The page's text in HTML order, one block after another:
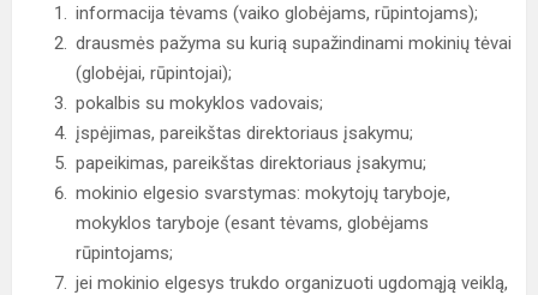
informacija tėvams (vaiko globėjams, rūpintojams);
drausmės pažyma su kurią supažindinami mokinių tėvai
(globėjai, rūpintojai);
pokalbis su mokyklos vadovais;
įspėjimas, pareikštas direktoriaus įsakymu;
papeikimas, pareikštas direktoriaus įsakymu;
mokinio elgesio svarstymas: mokytojų taryboje,
mokyklos taryboje (esant tėvams, globėjams
rūpintojams;
jei mokinio elgesys trukdo organizuoti ugdomąją veiklą,